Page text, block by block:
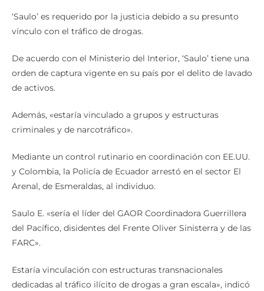
‘Saulo’ es requerido por la justicia debido a su presunto
vínculo con el tráfico de drogas.
De acuerdo con el Ministerio del Interior, ‘Saulo’ tiene una
orden de captura vigente en su país por el delito de lavado
de activos.
Además, «estaría vinculado a grupos y estructuras
criminales y de narcotráfico».
Mediante un control rutinario en coordinación con EE.UU.
y Colombia, la Policía de Ecuador arrestó en el sector El
Arenal, de Esmeraldas, al individuo.
Saulo E. «sería el líder del GAOR Coordinadora Guerrillera
del Pacífico, disidentes del Frente Oliver Sinisterra y de las
FARC».
Estaría vinculación con estructuras transnacionales
dedicadas al tráfico ilícito de drogas a gran escala», indicó